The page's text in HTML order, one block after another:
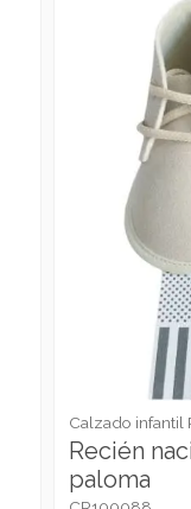
Calzado infantil
Recién
paloma